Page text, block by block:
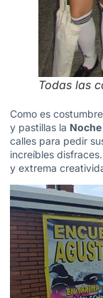
Todas las
Como es
y pastillas la
calles para pedir
increíbles
y extrema